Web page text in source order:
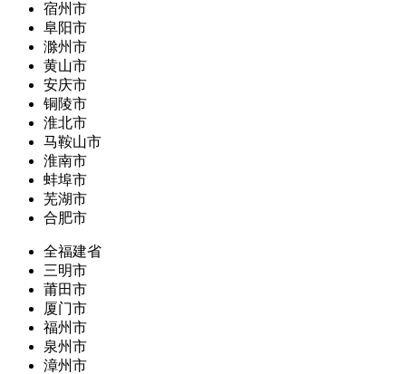
宿州市
阜阳市
滁州市
黄山市
安庆市
铜陵市
淮北市
马鞍山市
淮南市
蚌埠市
芜湖市
合肥市
全福建省
三明市
莆田市
厦门市
福州市
泉州市
漳州市